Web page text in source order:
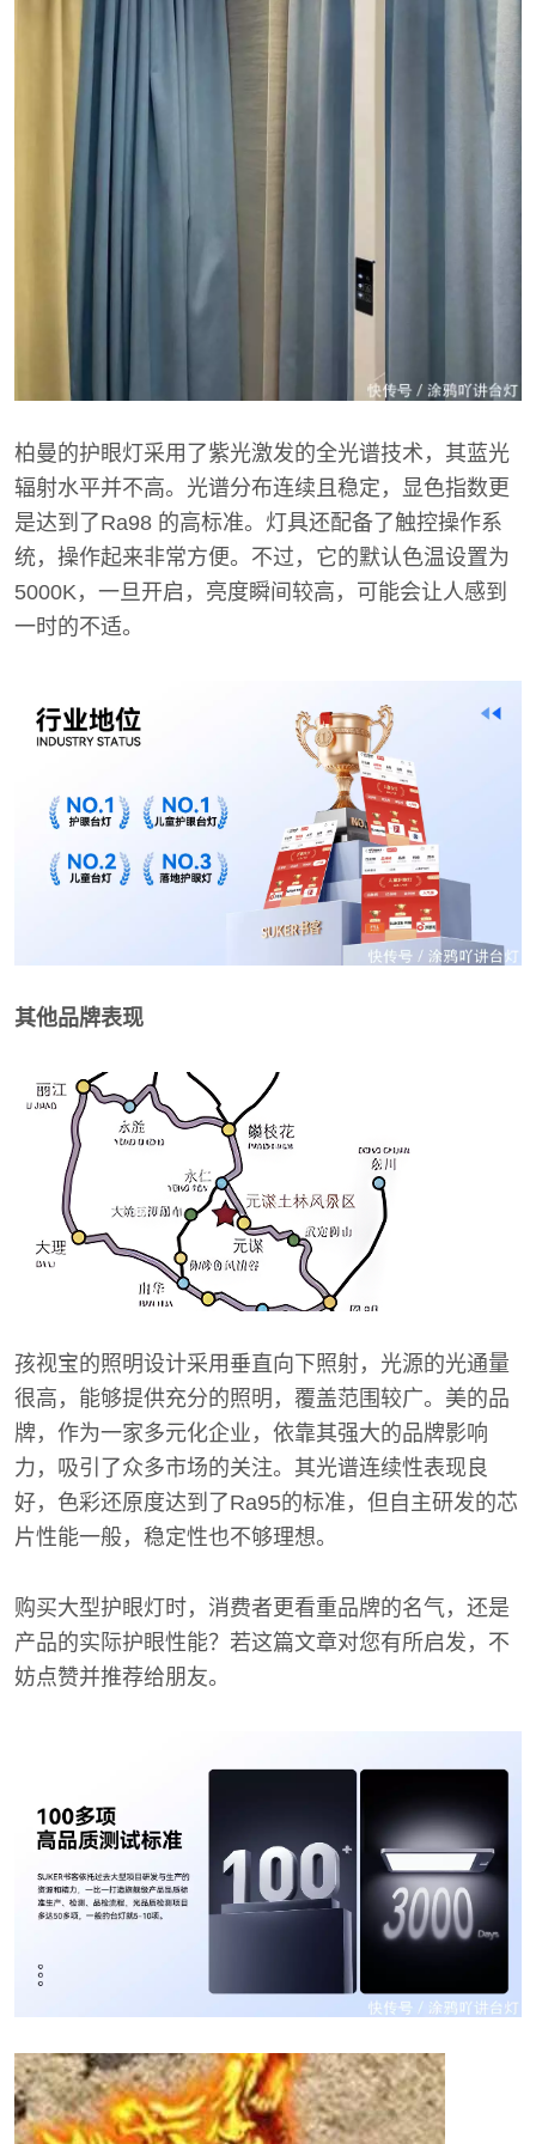
柏曼的护眼灯采用了紫光激发的全光谱技术，其蓝光
辐射水平并不高。光谱分布连续且稳定，显色指数更
是达到了Ra98 的高标准。灯具还配备了触控操作系
统，操作起来非常方便。不过，它的默认色温设置为
5000K，一旦开启，亮度瞬间较高，可能会让人感到
一时的不适。
其他品牌表现
孩视宝的照明设计采用垂直向下照射，光源的光通量
很高，能够提供充分的照明，覆盖范围较广。美的品
牌，作为一家多元化企业，依靠其强大的品牌影响
力，吸引了众多市场的关注。其光谱连续性表现良
好，色彩还原度达到了Ra95的标准，但自主研发的芯
片性能一般，稳定性也不够理想。
购买大型护眼灯时，消费者更看重品牌的名气，还是
产品的实际护眼性能？若这篇文章对您有所启发，不
妨点赞并推荐给朋友。